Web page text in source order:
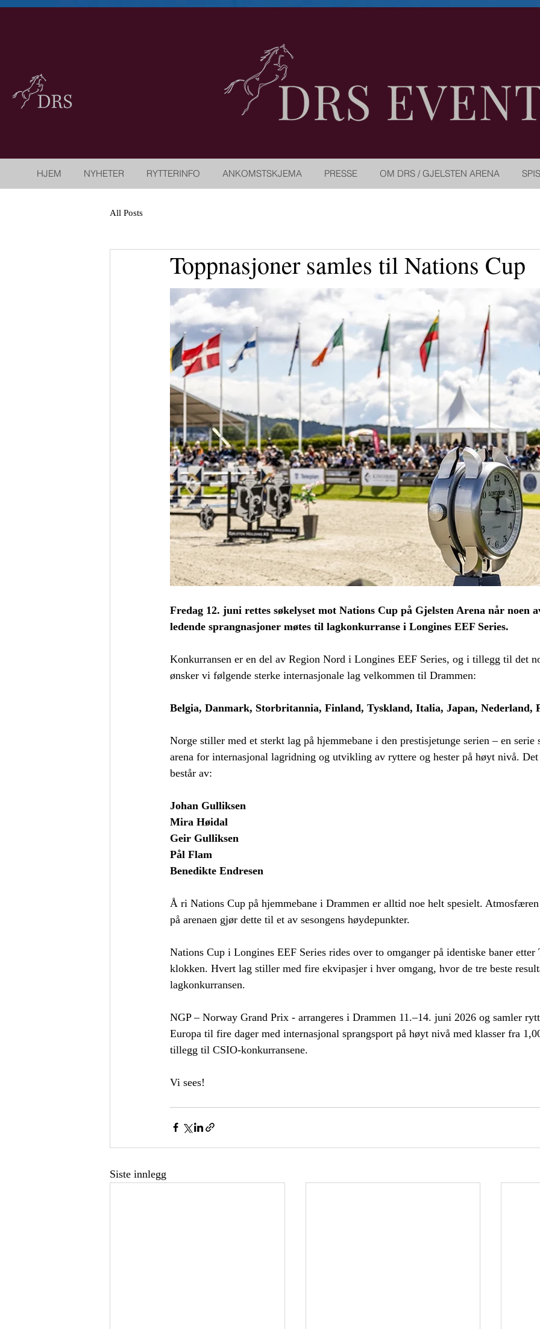
HJEM NYHETER RYTTERINFO ANKOMSTSKJEMA PRESSE OM DRS / GJELSTEN ARENA
All Posts
Toppnasjoner samles til Nations Cup
Fredag 12. juni rettes søkelyset mot Nations Cup på Gjelsten Arena når noen
ledende sprangnasjoner møtes til lagkonkurranse i Longines EEF Series.
Konkurransen er en del av Region Nord i Longines EEF Series, og i tillegg til det
ønsker vi følgende sterke internasjonale lag velkommen til Drammen:
Belgia, Danmark, Storbritannia, Finland, Tyskland, Italia, Japan, Nederland,
Norge stiller med et sterkt lag på hjemmebane i den prestisjetunge serien – en serie
arena for internasjonal lagridning og utvikling av ryttere og hester på høyt nivå. Det
består av:
Johan Gulliksen
Mira Høidal
Geir Gulliksen
Pål Flam
Benedikte Endresen
Å ri Nations Cup på hjemmebane i Drammen er alltid noe helt spesielt.
på arenaen gjør dette til et av sesongens høydepunkter.
Nations Cup i Longines EEF Series rides over to omganger på identiske baner etter
klokken. Hvert lag stiller med fire ekvipasjer i hver omgang, hvor de tre beste
lagkonkurransen.
NGP – Norway Grand Prix - arrangeres i Drammen 11.–14. juni 2026 og samler
Europa til fire dager med internasjonal sprangsport på høyt nivå med klasser fra
tillegg til CSIO-konkurransene.
Vi sees!
Siste innlegg